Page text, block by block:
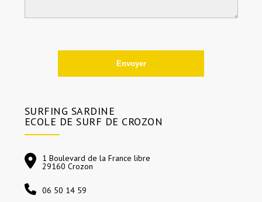
SURFING SARDINE
ECOLE DE SURF DE CROZON
1 Boulevard de la France libre
29160 Crozon
06 50 14 59